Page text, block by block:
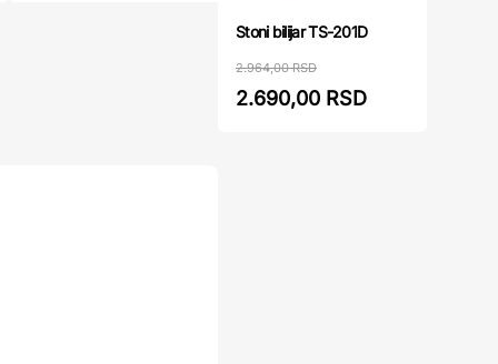
Stoni bilijar TS-201D
2.964,00 RSD
2.690,00 RSD